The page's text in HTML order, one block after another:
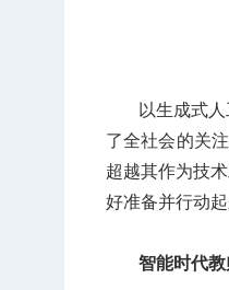
以生成式
了全社会的关
超越其作为技
好准备并行动
智能时代